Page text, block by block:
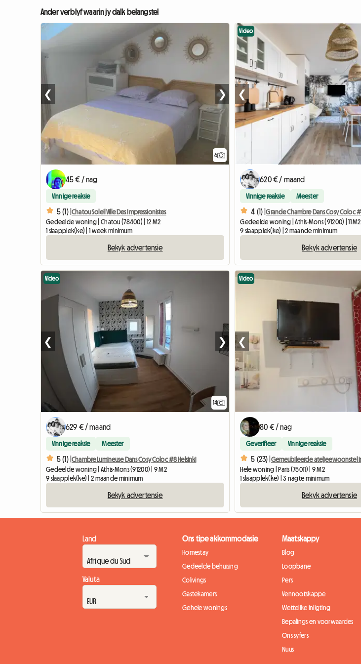
Ander verblyf waarin jy dalk belangstel
6
❮ ❯
45 € / nag
Vinnige reaksie
5 (1) |Chatou Soleil Ville Des Impressionistes
Gedeelde woning | Chatou (78400) | 12 M2
1 slaapplek(ke) | 1 week minimum
Bekyk advertensie
Video
❮
620 € / maand
Vinnige reaksie Meester
4 (1) |
Gedeelde woning | Athis-Mons (91200) | 11 M2
9 slaapplek(ke) | 2 maande minimum
Bekyk advertensie
14
Video
❮ ❯
629 € / maand
Vinnige reaksie Meester
5 (1) |Chambre Lumineuse Dans Cosy Coloc #8 Helsinki
Gedeelde woning | Athis-Mons (91200) | 9 M2
9 slaapplek(ke) | 2 maande minimum
Bekyk advertensie
Video
❮
80 € / nag
Geverifieer Vinnige reaksie
5 (23) |
Hele woning | Paris (75011) | 9 M2
1 slaapplek(ke) | 3 nagte minimum
Bekyk advertensie
Land
Valuta
Ons tipe akkommodasie
Homestay
Gedeelde behuising
Colivings
Gastekamers
Gehele wonings
Maatskappy
Blog
Loopbane
Pers
Vennootskappe
Wettelike inligting
Bepalings en voorwaardes
Ons syfers
Nuus